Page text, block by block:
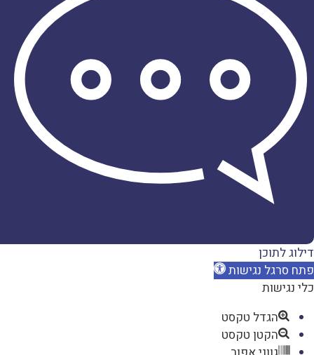
דילוג לתוכן
פתח סרגל נגישות
כלי נגישות
הגדל טקסט
הקטן טקסט